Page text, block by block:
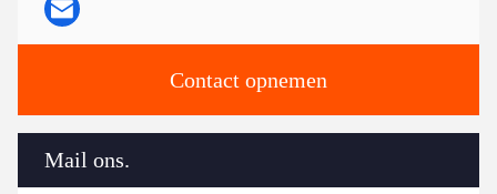
Contact opnemen
Mail ons.